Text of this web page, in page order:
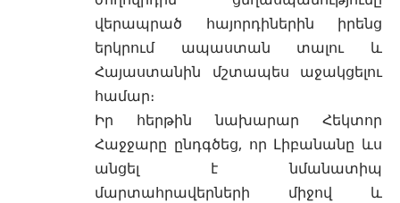
վերապրած հայորդիներին իրենց
երկրում ապաստան տալու և
Հայաստանին մշտապես աջակցելու
համար։
Իր հերթին նախարար Հեկտոր
Հաջջարը ընդգծեց, որ Լիբանանը ևս
անցել է նմանատիպ
մարտահրավերների միջով և